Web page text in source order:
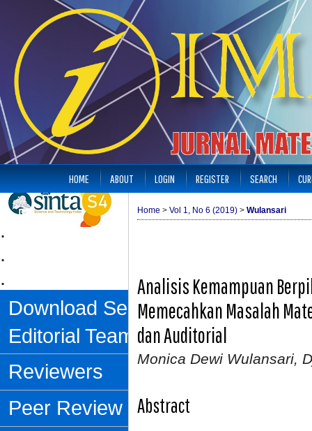
.
.
.
Download Sertifikat
Editorial Team
Reviewers
Peer Review Process
HOME ABOUT LOGIN REGISTER SEARCH
Home > Vol 1, No 6 (2019) > Wulansari
Analisis Kemampuan
Memecahkan Masalah
dan Auditorial
Monica Dewi Wulansari,
Abstract